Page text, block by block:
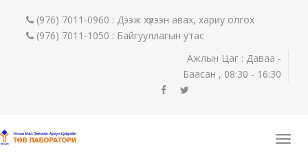
(976) 7011-0960 : Дээж хүлээн авах, хариу олгох
(976) 7011-1050 : Байгууллагын утас
Ажлын Цаг : Даваа -
Баасан , 08:30 - 16:30